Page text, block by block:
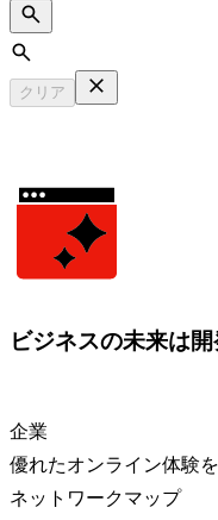
Search
クリア
ビジネスの未来は
企業
優れたオンライン体験
ネットワークマップ